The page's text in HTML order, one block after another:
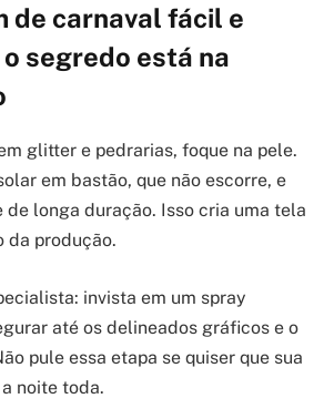
de carnaval fácil e
segredo está na
glitter e pedrarias, foque na pele.
em bastão, que não escorre, e
de longa duração. Isso cria uma tela
da produção.
invista em um spray
até os delineados gráficos e o
pule essa etapa se quiser que sua
noite toda.